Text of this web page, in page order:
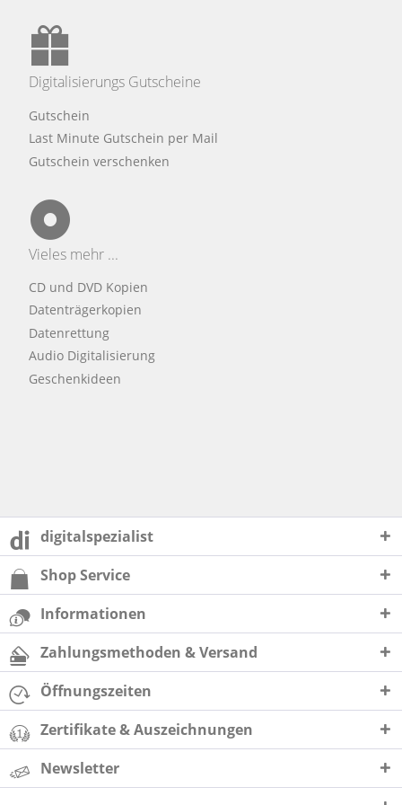
Digitalisierungs Gutscheine
Gutschein
Last Minute Gutschein per Mail
Gutschein verschenken
Vieles mehr ...
CD und DVD Kopien
Datenträgerkopien
Datenrettung
Audio Digitalisierung
Geschenkideen
digitalspezialist
Shop Service
Informationen
Zahlungsmethoden & Versand
Öffnungszeiten
Zertifikate & Auszeichnungen
Newsletter